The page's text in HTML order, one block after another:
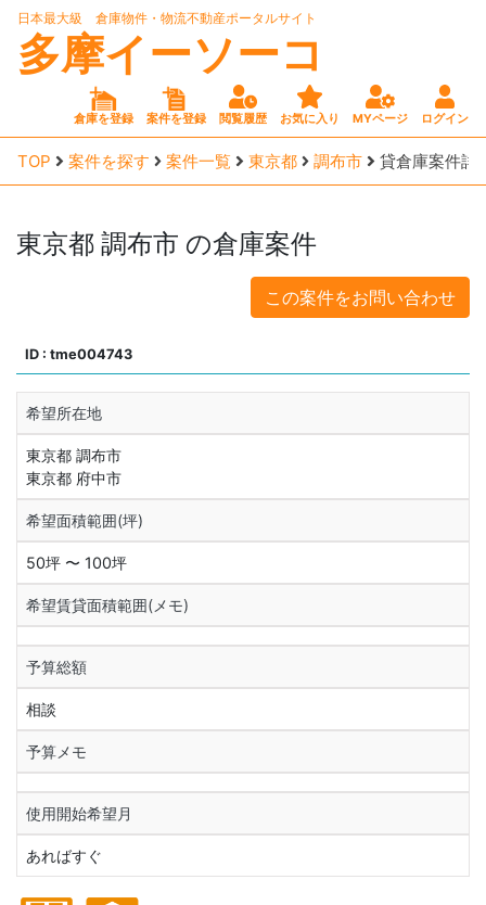
日本最大級 倉庫物件・物流不動産ポータルサイト
多摩イーソーコ
倉庫を登録 案件を登録 閲覧履歴 お気に入り MYページ ログイン
TOP 案件を探す 案件一覧 東京都 調布市 貸倉庫案件詳
東京都 調布市 の倉庫案件
この案件をお問い合わせ
ID : tme004743
希望所在地
東京都 調布市
東京都 府中市
希望面積範囲(坪)
50坪 〜 100坪
希望賃貸面積範囲(メモ)
予算総額
相談
予算メモ
使用開始希望月
あればすぐ